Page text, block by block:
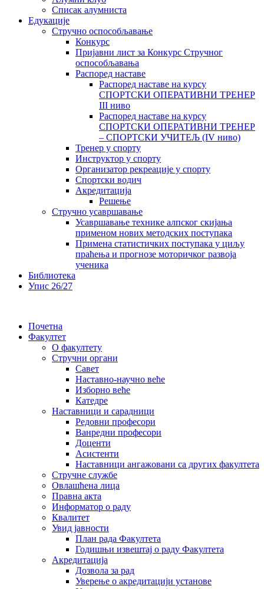
Списак алумниста
Едукације
Стручно оспособљавање
Конкурс
Пријавни лист за Конкурс Стручног
оспособљавања
Распоред наставе
Распоред наставе на курсу
СПОРТСКИ ОПЕРАТИВНИ ТРЕНЕР
III ниво
Распоред наставе на курсу
СПОРТСКИ ОПЕРАТИВНИ ТРЕНЕР
– СПОРТСКИ УЧИТЕЉ (IV ниво)
Тренер у спорту
Инструктор у спорту
Организатор рекреације у спорту
Спортски водич
Акредитација
Решење
Стручно усавршавање
Усавршавање технике алпског скијања
применом нових методских поступака
Примена статистичких поступака у циљу
праћења и прогнозе моторичког развоја
ученика
Библиотека
Упис 26/27
Почетна
Факултет
О факултету
Стручни органи
Савет
Наставно-научно веће
Изборно веће
Катедре
Наставници и сарадници
Редовни професори
Ванредни професори
Доценти
Асистенти
Наставници ангажовани са других факултета
Стручне службе
Овлашћена лица
Правна акта
Информатор о раду
Квалитет
Увид јавности
План рада Факултета
Годишњи извештај о раду Факултета
Акредитација
Дозвола за рад
Уверење о акредитацији установе